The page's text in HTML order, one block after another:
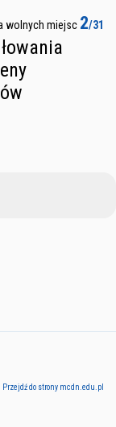
wolnych miejsc 2/31
Przejdź do strony mcdn.edu.pl